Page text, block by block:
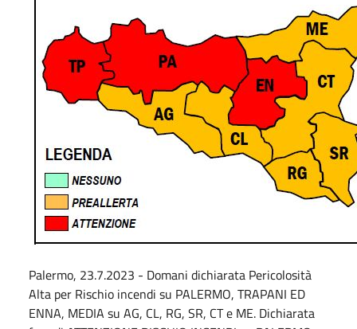
Palermo, 23.7.2023 - Domani dichiarata Pericolosità
Alta per Rischio incendi su PALERMO, TRAPANI ED
ENNA, MEDIA su AG, CL, RG, SR, CT e ME. Dichiarata